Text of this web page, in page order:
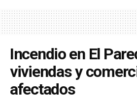
Incendio en El
viviendas y
afectados